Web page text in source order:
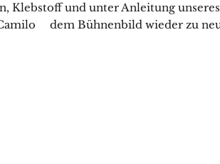
Klebstoff und unter Anleitung
dem Bühnenbild wieder zu